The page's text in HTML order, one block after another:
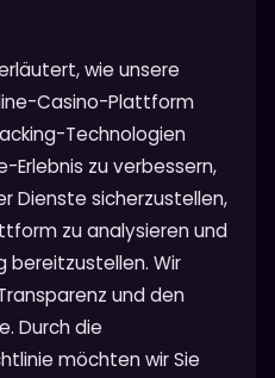
wie unsere
Casino-Plattform
Technologien
Erlebnis zu verbessern,
Dienste sicherzustellen,
zu analysieren und
bereitzustellen. Wir
und den
Durch die
möchten wir Sie